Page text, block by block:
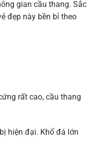
gian cầu thang. Sắc
đẹp này bền bỉ theo
rất cao, cầu thang
hiện đại. Khổ đá lớn